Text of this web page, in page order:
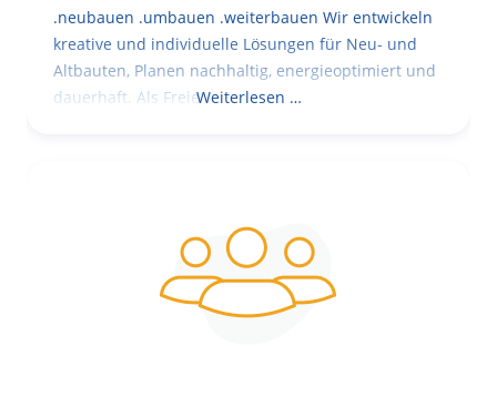
.neubauen .umbauen .weiterbauen Wir entwickeln
kreative und individuelle Lösungen für Neu- und
Altbauten, Planen nachhaltig, energieoptimiert und
dauerhaft. Als FreieWeiterlesen …